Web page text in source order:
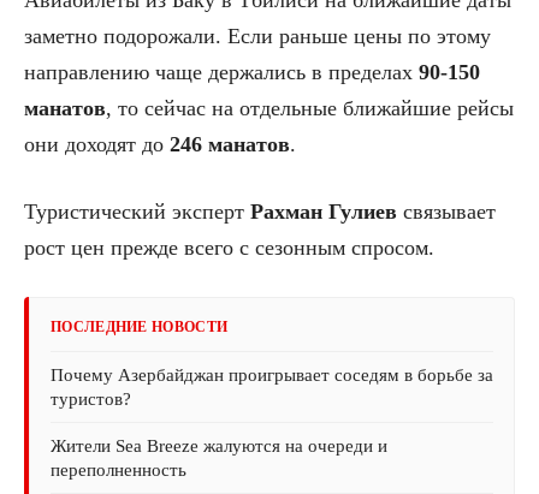
заметно подорожали. Если раньше цены по этому
направлению чаще держались в пределах 90-150
манатов, то сейчас на отдельные ближайшие рейсы
они доходят до 246 манатов.
Туристический эксперт Рахман Гулиев связывает
рост цен прежде всего с сезонным спросом.
ПОСЛЕДНИЕ НОВОСТИ
Почему Азербайджан проигрывает соседям в борьбе за
туристов?
Жители Sea Breeze жалуются на очереди и
переполненность